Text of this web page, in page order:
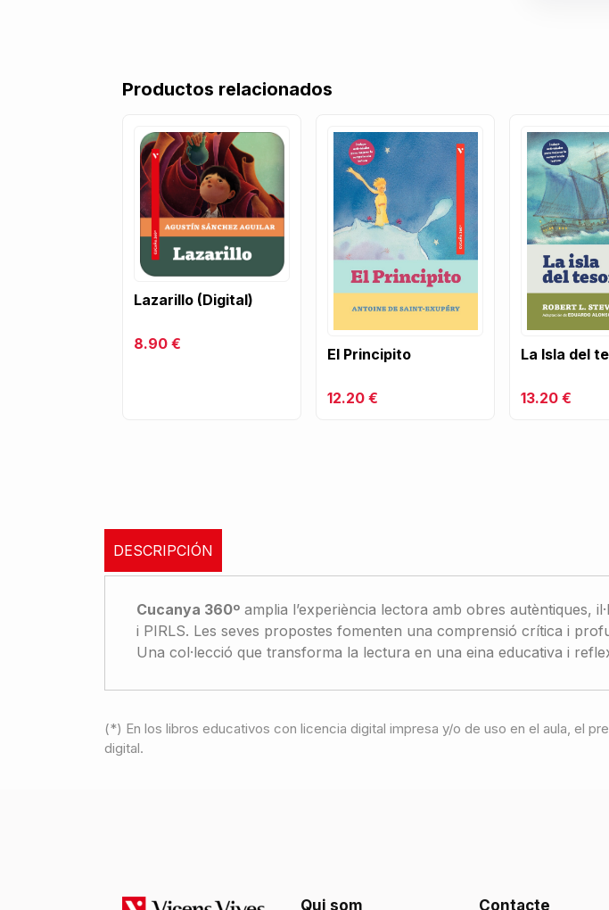
Productos relacionados
Lazarillo (Digital)
8.90 €
El Principito
12.20 €
La Isla del
13.20 €
DESCRIPCIÓN
Cucanya 360º amplia l’experiència lectora amb obres autèntiques,
i PIRLS. Les seves propostes fomenten una comprensió crítica i
Una col·lecció que transforma la lectura en una eina educativa i
(*) En los libros educativos con licencia digital impresa y/o de uso en el aula, el
digital.
Qui som Contacte